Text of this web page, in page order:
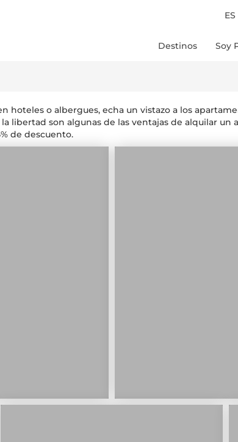
ES
Destinos
Brasil
Soy
hoteles o albergues, echa un vistazo a los
libertad son algunas de las ventajas de alquilar
de descuento.